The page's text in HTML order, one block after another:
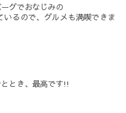
グでおなじみの
いるので、グルメも満喫できま
とき、最高です!!